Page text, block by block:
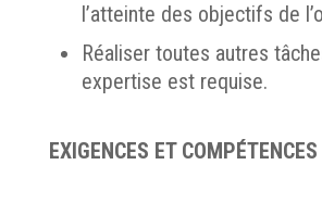
l’atteinte des objectifs de
Réaliser toutes autres
expertise est requise.
EXIGENCES ET